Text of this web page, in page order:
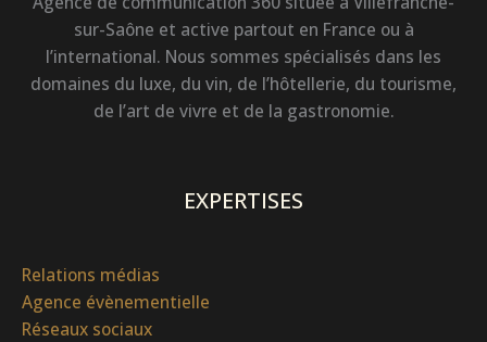
sur-Saône et active partout en France ou à
l’international. Nous sommes spécialisés dans les
domaines du luxe, du vin, de l’hôtellerie, du tourisme,
de l’art de vivre et de la gastronomie.
EXPERTISES
Relations médias
Agence évènementielle
Réseaux sociaux